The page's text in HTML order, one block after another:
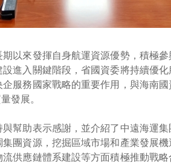
以來發揮自身航運資源優勢，積極
進入關鍵階段，省國資委將持續優
服務國家戰略的重要作用，與海南
發展。
幫助表示感謝，並介紹了中遠海運
團資源，挖掘區域市場和產業發展
供應鏈體系建設等方面積極推動戰